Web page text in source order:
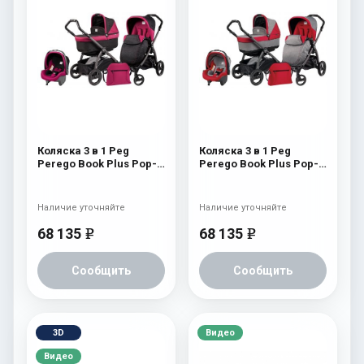
Коляска 3 в 1 Peg
Perego Book Plus Pop-
Pop-Up Completo) Fleur
68 135 e
Сообщить
Наличие уточняйте
Коляска 3 в 1 Peg
Perego Book Plus Pop-
Pop-Up Completo) Tulip
68 135 e
Сообщить
Наличие уточняйте
3D
Видео
Видео